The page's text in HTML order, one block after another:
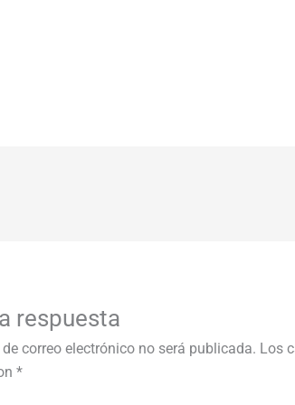
respuesta
correo electrónico no será publicada. Los
*